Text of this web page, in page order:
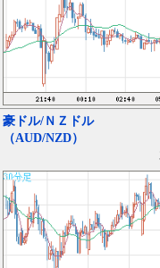
豪ドル/ＮＺドル
（AUD/NZD）